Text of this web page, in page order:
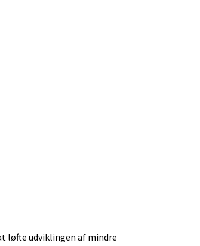
løfte udviklingen af mindre